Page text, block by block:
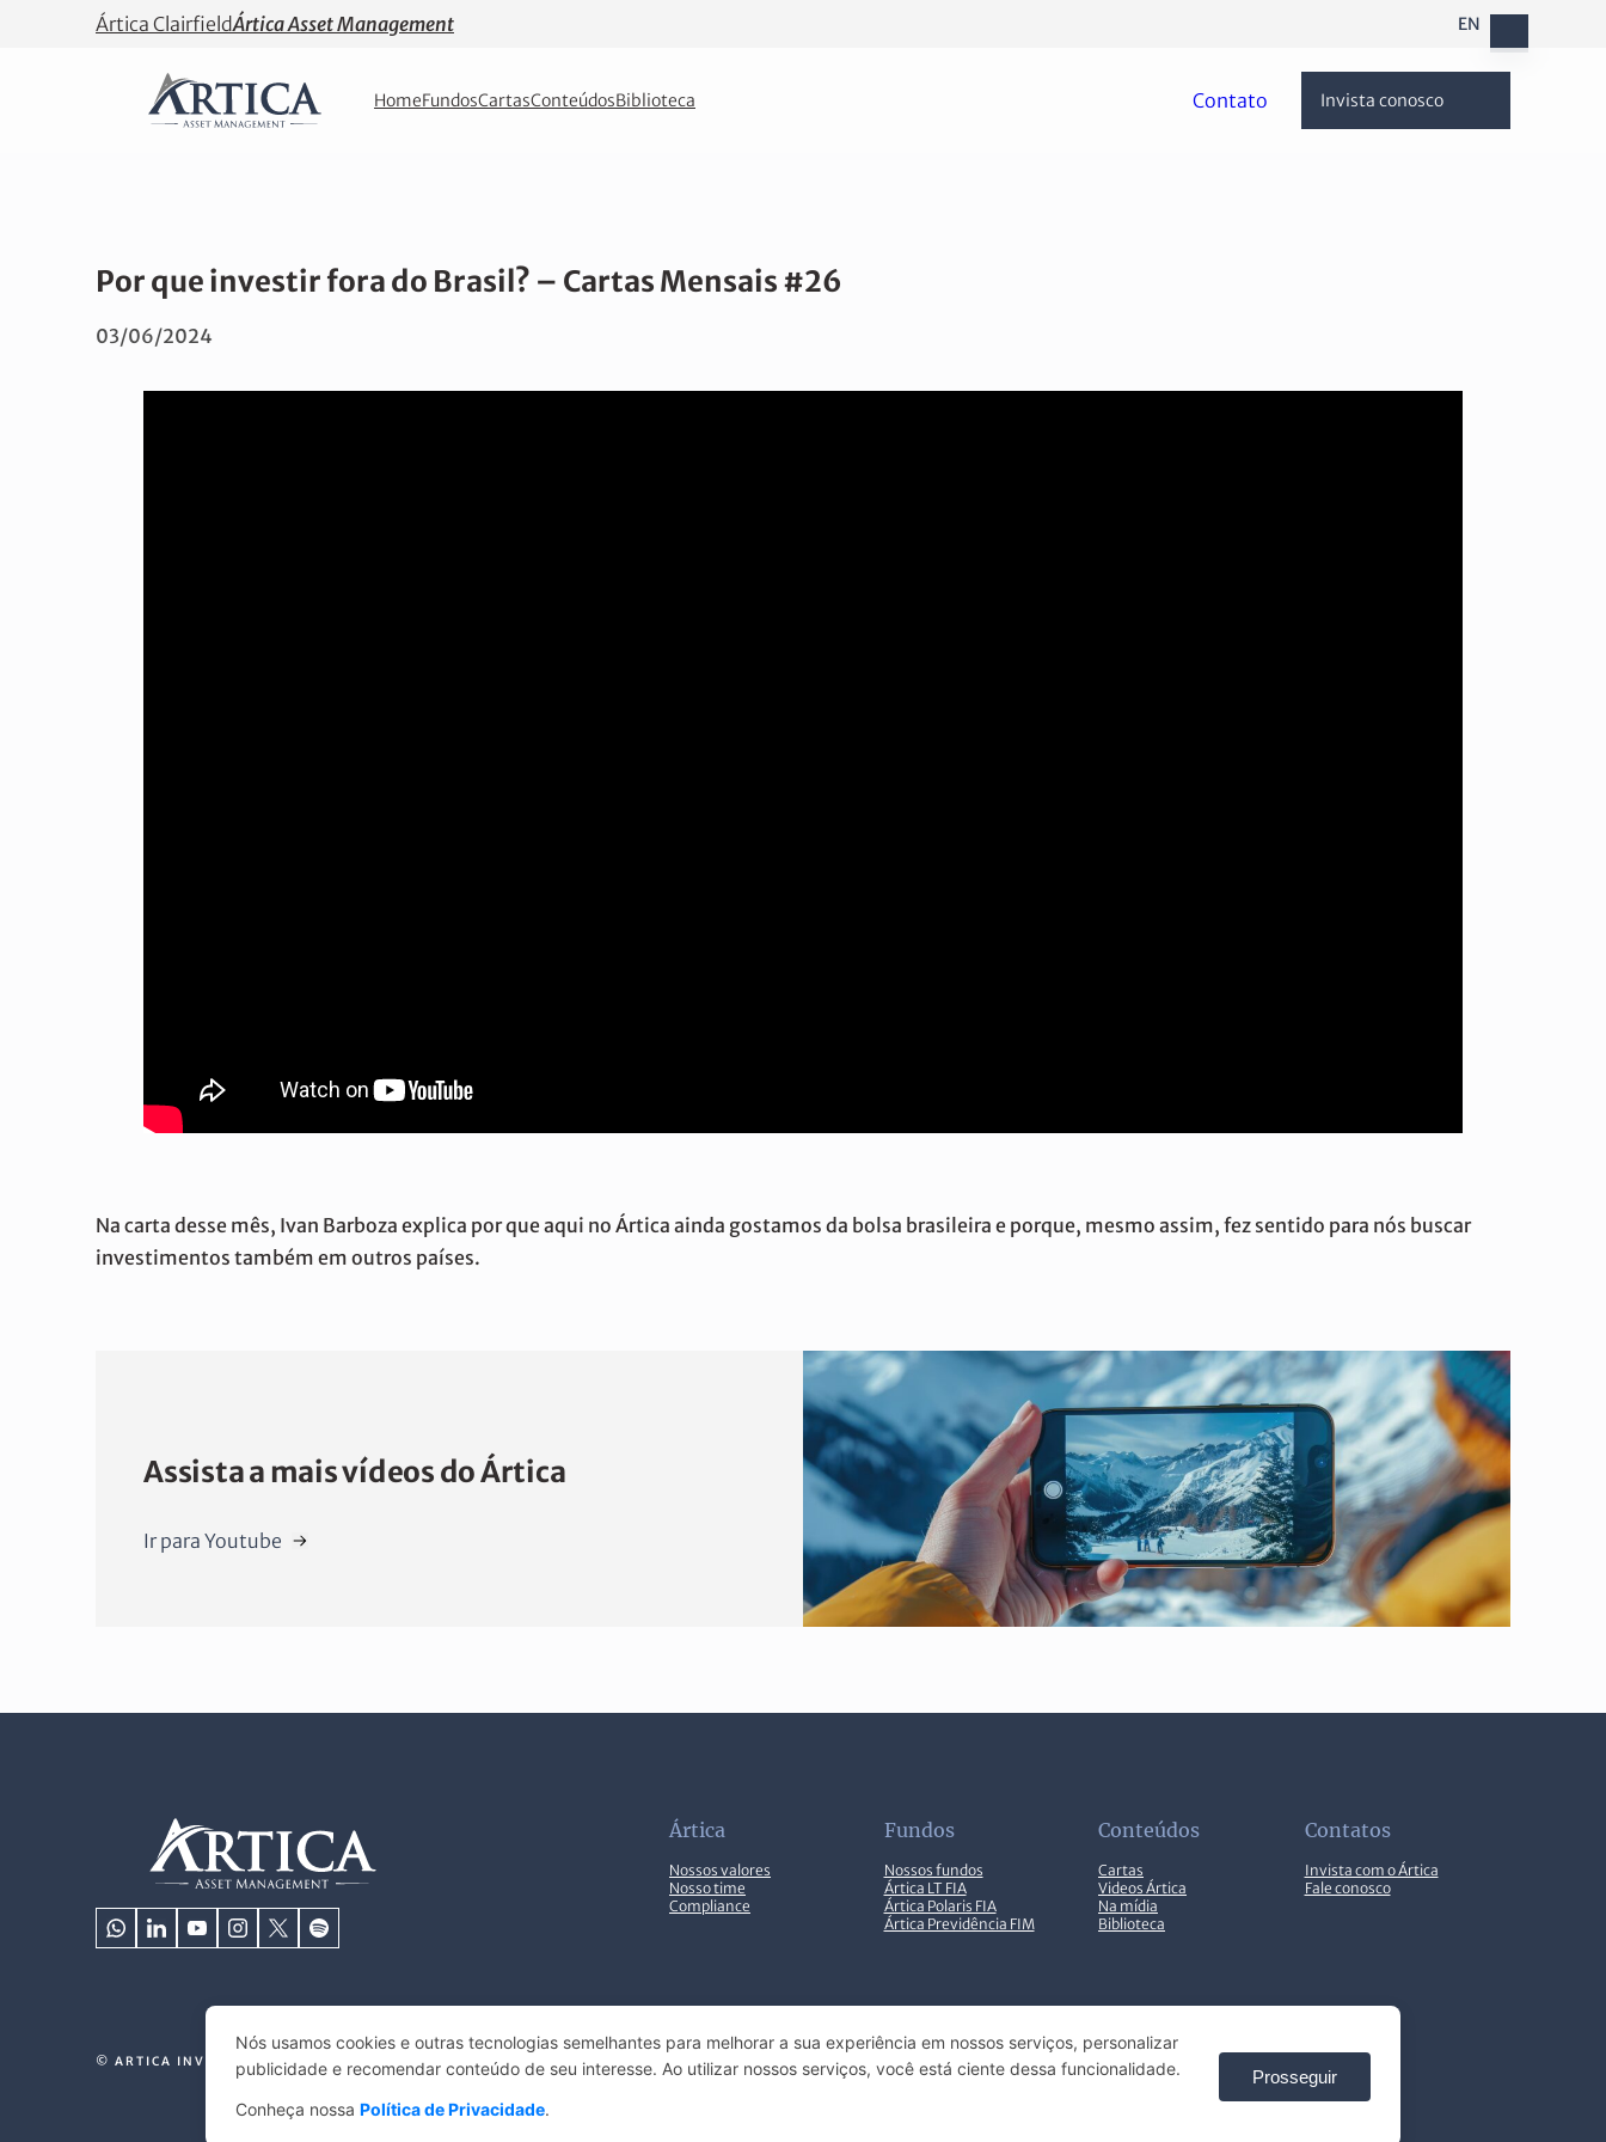
Ártica ClairfieldÁrtica Asset Management EN
HomeFundosCartasConteúdosBiblioteca Contato Invista conosco
Por que investir fora do Brasil? – Cartas Mensais #26
03/06/2024
Na carta desse mês, Ivan Barboza explica por que aqui no Ártica ainda gostamos da bolsa brasileira e porque, mesmo assim, fez sentido para nós buscar
investimentos também em outros países.
Assista a mais vídeos do Ártica
Ir para Youtube
Ártica
Nossos valores
Nosso time
Compliance
Fundos
Nossos fundos
Ártica LT FIA
Ártica Polaris FIA
Ártica Previdência FIM
Conteúdos
Cartas
Videos Ártica
Na mídia
Biblioteca
Contatos
Invista com o Ártica
Fale conosco
© ARTICA INVESTIMENTOS 2025. TODOS OS DIREITOS RESERVADOS. Configurações de cookies EN
Nós usamos cookies e outras tecnologias semelhantes para melhorar a sua experiência em nossos serviços, personalizar
publicidade e recomendar conteúdo de seu interesse. Ao utilizar nossos serviços, você está ciente dessa funcionalidade.
Conheça nossa Política de Privacidade.
Prosseguir